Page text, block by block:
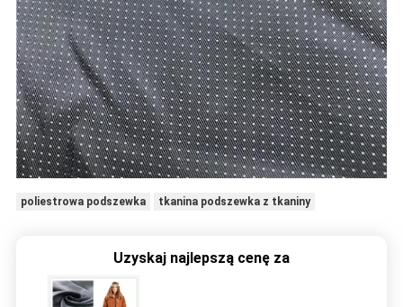
poliestrowa podszewka tkanina podszewka z tkaniny
Uzyskaj najlepszą cenę za